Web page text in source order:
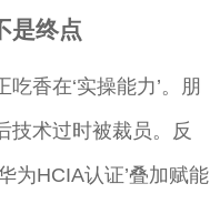
是终点
香在‘实操能力’。朋
技术过时被裁员。反
为HCIA认证’叠加赋能